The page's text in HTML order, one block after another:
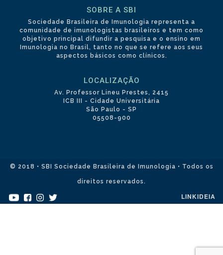
SOBRE A SBI
Sociedade Brasileira de Imunologia representa a
comunidade de imunologistas brasileiros e tem como
objetivo principal difundir a pesquisa e o ensino em
Imunologia no Brasil, tanto no que se refere aos seus
aspectos básicos como clínicos.
LOCALIZAÇÃO
Av. Professor Lineu Prestes, 2415
ICB III - Cidade Universitária
São Paulo - SP
05508-900
© 2018 • SBI Sociedade Brasileira de Imunologia • Todos os
direitos reservados.
LINKIDEIA